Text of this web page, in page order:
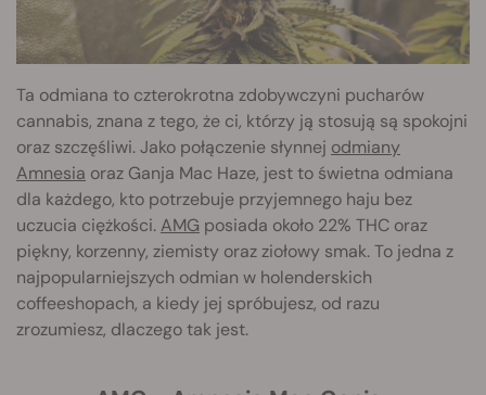
Ta odmiana to czterokrotna zdobywczyni pucharów
cannabis, znana z tego, że ci, którzy ją stosują są spokojni
oraz szczęśliwi. Jako połączenie słynnej odmiany
Amnesia oraz Ganja Mac Haze, jest to świetna odmiana
dla każdego, kto potrzebuje przyjemnego haju bez
uczucia ciężkości.AMG posiada około 22% THC oraz
piękny, korzenny, ziemisty oraz ziołowy smak. To jedna z
najpopularniejszych odmian w holenderskich
coffeeshopach, a kiedy jej spróbujesz, od razu
zrozumiesz, dlaczego tak jest.